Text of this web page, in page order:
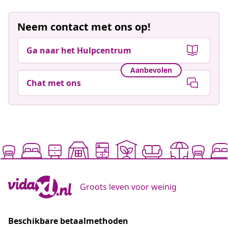
Neem contact met ons op!
Ga naar het Hulpcentrum
Aanbevolen
Chat met ons
Groots leven voor weinig
Beschikbare betaalmethoden